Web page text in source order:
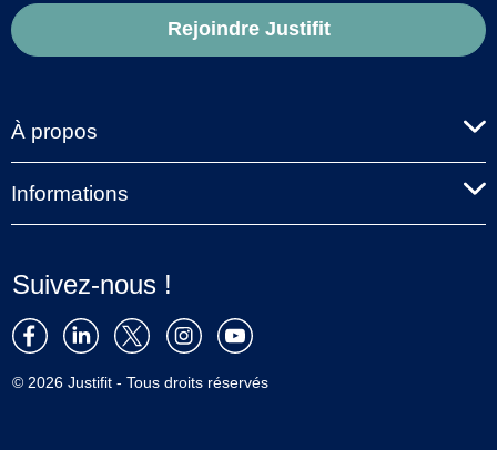
Rejoindre Justifit
À propos
Informations
Suivez-nous !
© 2026 Justifit - Tous droits réservés